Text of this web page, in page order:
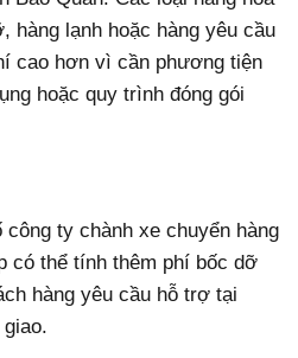
hàng lạnh hoặc hàng yêu cầu
cao hơn vì cần phương tiện
hoặc quy trình đóng gói
công ty chành xe chuyển hàng
có thể tính thêm phí bốc dỡ
hàng yêu cầu hỗ trợ tại